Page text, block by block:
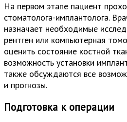
На первом этапе пациент
стоматолога-имплантолога.
назначает необходимые
рентген или компьютерная
оценить состояние костной
возможность установки
также обсуждаются все
и прогнозы.
Подготовка к операции